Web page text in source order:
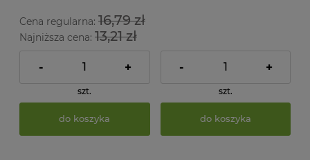
Cena regularna: 16,79 zł
Najniższa cena: 13,21 zł
- +
szt.
do koszyka
- +
szt.
do koszyka